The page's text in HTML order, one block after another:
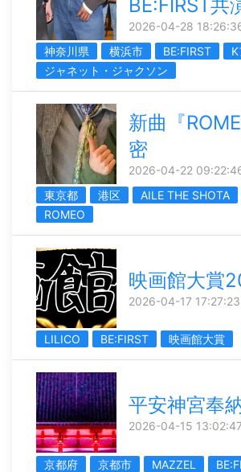
BE:FIRST共
2026-04-28
神奈川県
横浜市 BE:FIRST
ジャネット・ジャクソン
新曲『
密
2026-04-22
東京都
港区 AILE THE SHOTA
ROMEO
映画館大賞
2026-04-17 17:27:23
LILICO BE:FIRST 映画館大賞
平安神宮奉
2026-04-15 13:02:47
京都府 京都市 MAZZEL